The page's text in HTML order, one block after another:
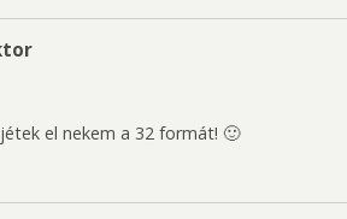
el nekem a 32 formát! 🙂